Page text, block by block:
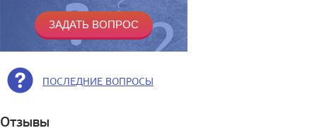
ПОСЛЕДНИЕ ВОПРОСЫ
Отзывы